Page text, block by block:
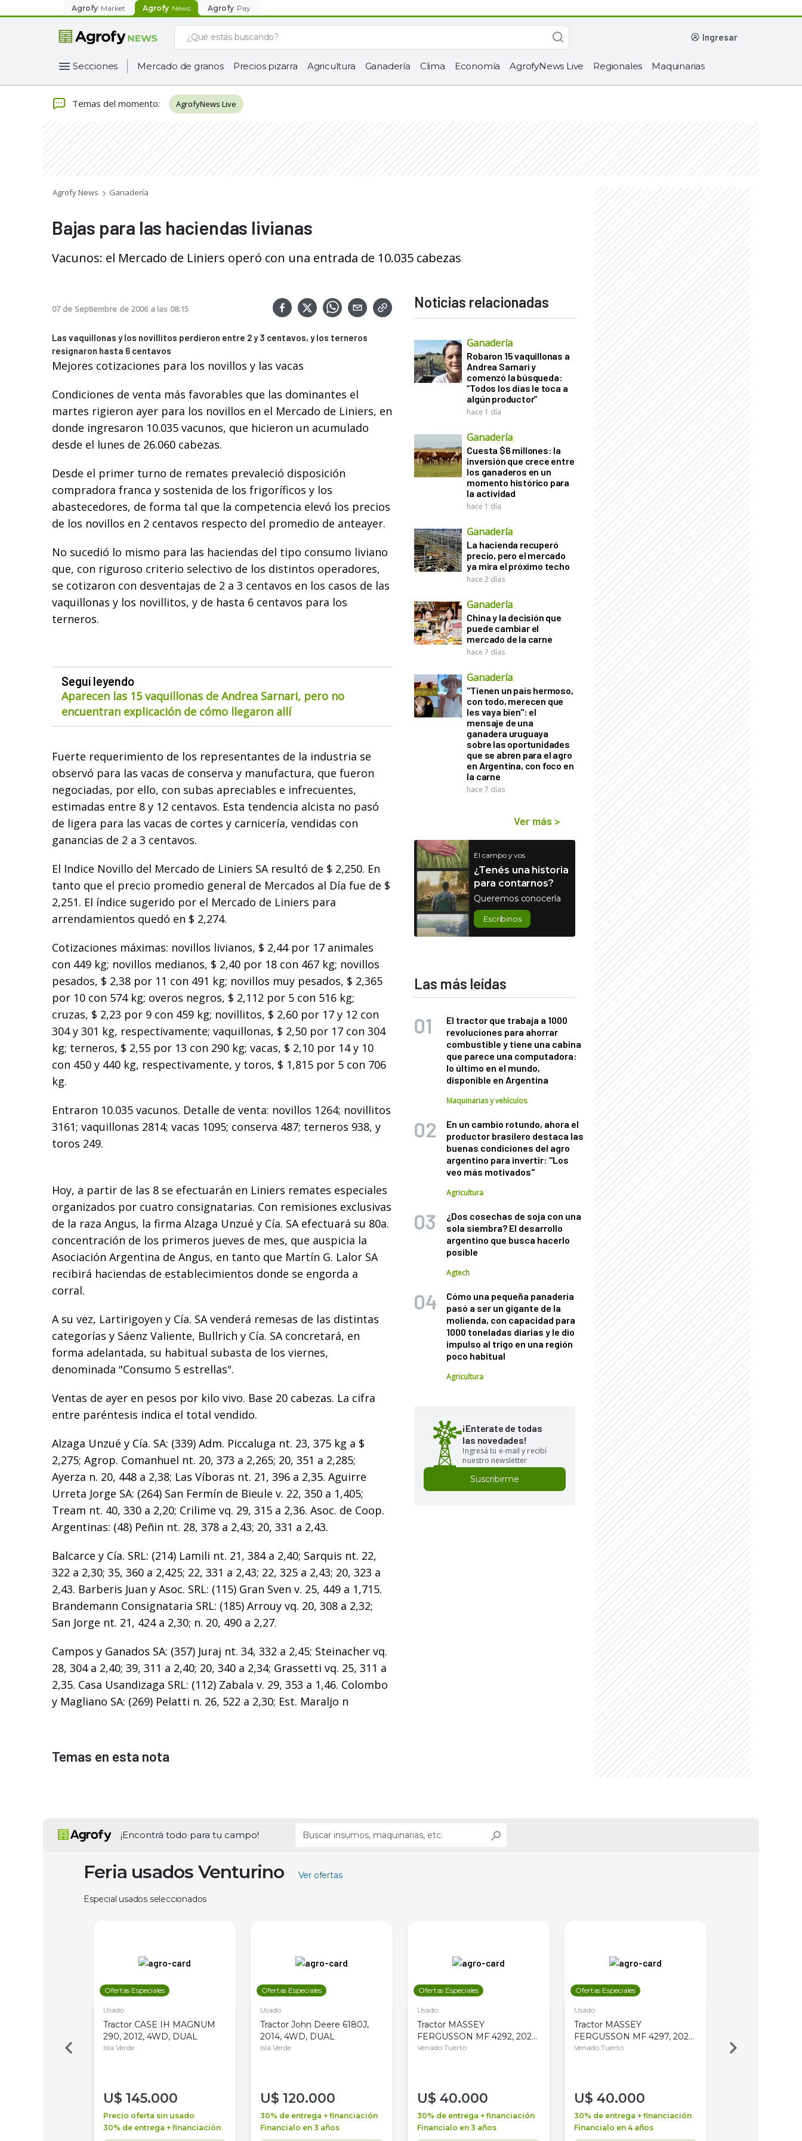
Agrofy Market Agrofy News Agrofy Pay
ingresar
Secciones Mercado de granos Precios pizarra Agricultura Ganadería Clima Economía AgrofyNews Live Regionales Maquinarias
Temas del momento: AgrofyNews Live
Agrofy News Ganadería
Bajas para las haciendas livianas
Vacunos: el Mercado de Liniers operó con una entrada de 10.035 cabezas
07 de Septiembre de 2006 a las 08:15
Las vaquillonas y los novillitos perdieron entre 2 y 3 centavos, y los terneros
resignaron hasta 6 centavos
Mejores cotizaciones para los novillos y las vacas
Condiciones de venta más favorables que las dominantes el
martes rigieron ayer para los novillos en el Mercado de Liniers, en
donde ingresaron 10.035 vacunos, que hicieron un acumulado
desde el lunes de 26.060 cabezas.
Desde el primer turno de remates prevaleció disposición
compradora franca y sostenida de los frigoríficos y los
abastecedores, de forma tal que la competencia elevó los precios
de los novillos en 2 centavos respecto del promedio de anteayer.
No sucedió lo mismo para las haciendas del tipo consumo liviano
que, con riguroso criterio selectivo de los distintos operadores,
se cotizaron con desventajas de 2 a 3 centavos en los casos de las
vaquillonas y los novillitos, y de hasta 6 centavos para los
terneros.
Seguí leyendo
Aparecen las 15 vaquillonas de Andrea Sarnari, pero no
encuentran explicación de cómo llegaron allí
Fuerte requerimiento de los representantes de la industria se
observó para las vacas de conserva y manufactura, que fueron
negociadas, por ello, con subas apreciables e infrecuentes,
estimadas entre 8 y 12 centavos. Esta tendencia alcista no pasó
de ligera para las vacas de cortes y carnicería, vendidas con
ganancias de 2 a 3 centavos.
El Indice Novillo del Mercado de Liniers SA resultó de $ 2,250. En
tanto que el precio promedio general de Mercados al Día fue de $
2,251. El índice sugerido por el Mercado de Liniers para
arrendamientos quedó en $ 2,274.
Cotizaciones máximas: novillos livianos, $ 2,44 por 17 animales
con 449 kg; novillos medianos, $ 2,40 por 18 con 467 kg; novillos
pesados, $ 2,38 por 11 con 491 kg; novillos muy pesados, $ 2,365
por 10 con 574 kg; overos negros, $ 2,112 por 5 con 516 kg;
cruzas, $ 2,23 por 9 con 459 kg; novillitos, $ 2,60 por 17 y 12 con
304 y 301 kg, respectivamente; vaquillonas, $ 2,50 por 17 con 304
kg; terneros, $ 2,55 por 13 con 290 kg; vacas, $ 2,10 por 14 y 10
con 450 y 440 kg, respectivamente, y toros, $ 1,815 por 5 con 706
kg.
Entraron 10.035 vacunos. Detalle de venta: novillos 1264; novillitos
3161; vaquillonas 2814; vacas 1095; conserva 487; terneros 938, y
toros 249.
Hoy, a partir de las 8 se efectuarán en Liniers remates especiales
organizados por cuatro consignatarias. Con remisiones exclusivas
de la raza Angus, la firma Alzaga Unzué y Cía. SA efectuará su 80a.
concentración de los primeros jueves de mes, que auspicia la
Asociación Argentina de Angus, en tanto que Martín G. Lalor SA
recibirá haciendas de establecimientos donde se engorda a
corral.
A su vez, Lartirigoyen y Cía. SA venderá remesas de las distintas
categorías y Sáenz Valiente, Bullrich y Cía. SA concretará, en
forma adelantada, su habitual subasta de los viernes,
denominada "Consumo 5 estrellas".
Ventas de ayer en pesos por kilo vivo. Base 20 cabezas. La cifra
entre paréntesis indica el total vendido.
Alzaga Unzué y Cía. SA: (339) Adm. Piccaluga nt. 23, 375 kg a $
2,275; Agrop. Comanhuel nt. 20, 373 a 2,265; 20, 351 a 2,285;
Ayerza n. 20, 448 a 2,38; Las Víboras nt. 21, 396 a 2,35. Aguirre
Urreta Jorge SA: (264) San Fermín de Bieule v. 22, 350 a 1,405;
Tream nt. 40, 330 a 2,20; Crilime vq. 29, 315 a 2,36. Asoc. de Coop.
Argentinas: (48) Peñin nt. 28, 378 a 2,43; 20, 331 a 2,43.
Balcarce y Cía. SRL: (214) Lamili nt. 21, 384 a 2,40; Sarquis nt. 22,
322 a 2,30; 35, 360 a 2,425; 22, 331 a 2,43; 22, 325 a 2,43; 20, 323 a
2,43. Barberis Juan y Asoc. SRL: (115) Gran Sven v. 25, 449 a 1,715.
Brandemann Consignataria SRL: (185) Arrouy vq. 20, 308 a 2,32;
San Jorge nt. 21, 424 a 2,30; n. 20, 490 a 2,27.
Campos y Ganados SA: (357) Juraj nt. 34, 332 a 2,45; Steinacher vq.
28, 304 a 2,40; 39, 311 a 2,40; 20, 340 a 2,34; Grassetti vq. 25, 311 a
2,35. Casa Usandizaga SRL: (112) Zabala v. 29, 353 a 1,46. Colombo
y Magliano SA: (269) Pelatti n. 26, 522 a 2,30; Est. Maraljo n
Noticias relacionadas
Ganadería
Robaron 15 vaquillonas a
Andrea Sarnari y
comenzó la búsqueda:
“Todos los días le toca a
algún productor”
hace 1 día
Ganadería
Cuesta $6 millones: la
inversión que crece entre
los ganaderos en un
momento histórico para
la actividad
hace 1 día
Ganadería
La hacienda recuperó
precio, pero el mercado
ya mira el próximo techo
hace 2 días
Ganadería
China y la decisión que
puede cambiar el
mercado de la carne
hace 7 días
Ganadería
"Tienen un país hermoso,
con todo, merecen que
les vaya bien": el
mensaje de una
ganadera uruguaya
sobre las oportunidades
que se abren para el agro
en Argentina, con foco en
la carne
hace 7 días
Ver más >
El campo y vos
¿Tenés una historia
para contarnos?
Queremos conocerla
Escribinos
Las más leídas
El tractor que trabaja a 1000
revoluciones para ahorrar
combustible y tiene una cabina
que parece una computadora:
lo último en el mundo,
disponible en Argentina
Maquinarias y vehículos
En un cambio rotundo, ahora el
productor brasilero destaca las
buenas condiciones del agro
argentino para invertir: "Los
veo más motivados"
Agricultura
¿Dos cosechas de soja con una
sola siembra? El desarrollo
argentino que busca hacerlo
posible
Agtech
Cómo una pequeña panadería
pasó a ser un gigante de la
molienda, con capacidad para
1000 toneladas diarias y le dio
impulso al trigo en una región
poco habitual
Agricultura
¡Enterate de todas
las novedades!
Ingresá tu e-mail y recibí
nuestro newsletter
Suscribirme
Temas en esta nota
¡Encontrá todo para tu campo!
Feria usados Venturino Ver ofertas
Especial usados seleccionados
Ofertas Especiales
Usado
Tractor CASE IH MAGNUM
290, 2012, 4WD, DUAL
Isla Verde
U$ 145.000
Precio oferta sin usado
30% de entrega + financiación
Ofertas Especiales
Usado
Tractor John Deere 6180J,
2014, 4WD, DUAL
Isla Verde
U$ 120.000
30% de entrega + financiación
Financialo en 3 años
Ofertas Especiales
Usado
Tractor MASSEY
FERGUSSON MF 4292, 2020,
4WD, PATON
Venado Tuerto
U$ 40.000
30% de entrega + financiación
Financialo en 3 años
Ofertas Especiales
Usado
Tractor MASSEY
FERGUSSON MF 4297, 2020,
4WD, PATON
Venado Tuerto
U$ 40.000
30% de entrega + financiación
Financialo en 4 años
Venado Tuerto